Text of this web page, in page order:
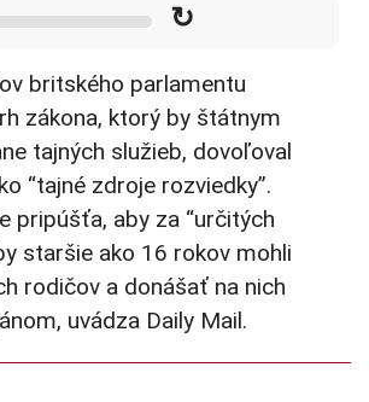
↻
britského parlamentu
zákona, ktorý by štátnym
tajných služieb, dovoľoval
“tajné zdroje rozviedky”.
pripúšťa, aby za “určitých
staršie ako 16 rokov mohli
rodičov a donášať na nich
uvádza Daily Mail.